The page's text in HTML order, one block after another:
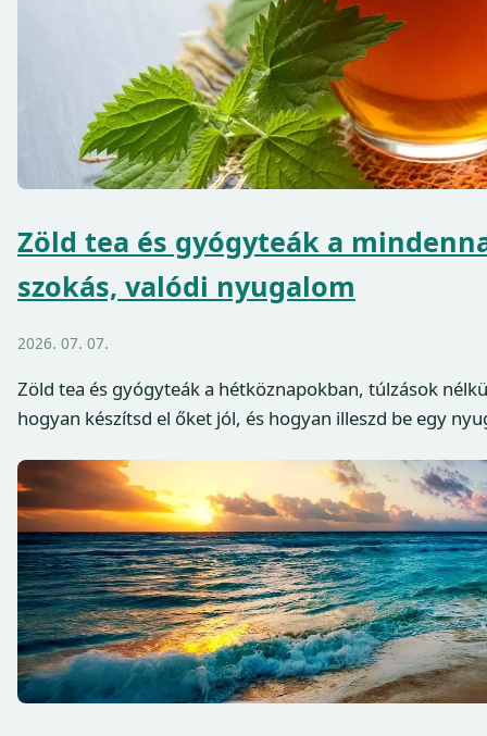
Zöld tea és gyógyteák a
szokás, valódi nyugalom
2026. 07. 07.
Zöld tea és gyógyteák a hétköznapokban, túlzások
hogyan készítsd el őket jól, és hogyan illeszd be egy